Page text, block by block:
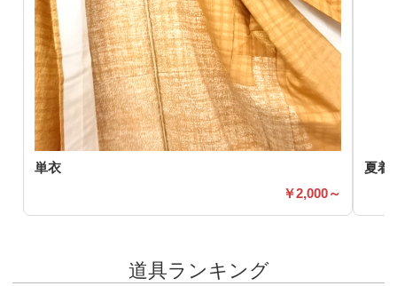
単衣
2,000～
夏着
道具ランキング